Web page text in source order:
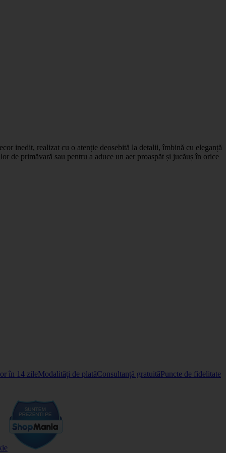
inedit, realizat cu o atenție deosebită la detalii, îmbină cu eleganță
de primăvară sau pentru a aduce un aer proaspăt și jucăuș în orice
în 14 zileModalități de platăConsultanță gratuităPuncte de fidelitate